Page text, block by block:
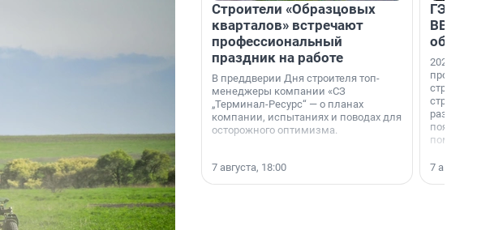
Строители «Образцовых
кварталов» встречают
профессиональный
праздник на работе
В преддверии Дня строителя топ-
менеджеры компании «СЗ
„Терминал-Ресурс“ — о планах
компании, испытаниях и поводах для
осторожного оптимизма.
7 августа, 18:00
ГЭС,
ВВП: в
об
2026-й —
раз. В
7